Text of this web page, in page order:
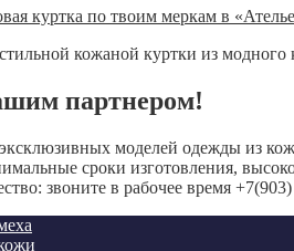
кожаной куртки из модного
партнером!
моделей одежды из
сроки изготовления,
звоните в рабочее время